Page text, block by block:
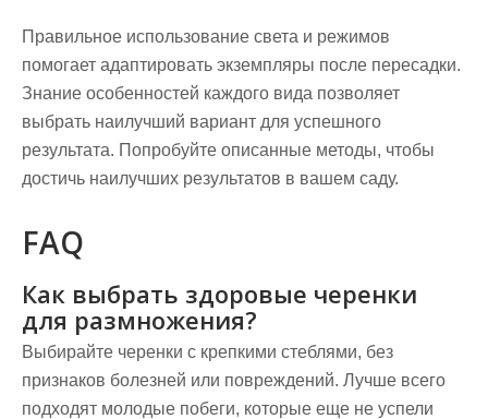
Правильное использование света и режимов
помогает адаптировать экземпляры после пересадки.
Знание особенностей каждого вида позволяет
выбрать наилучший вариант для успешного
результата. Попробуйте описанные методы, чтобы
достичь наилучших результатов в вашем саду.
FAQ
Как выбрать здоровые черенки
для размножения?
Выбирайте черенки с крепкими стеблями, без
признаков болезней или повреждений. Лучше всего
подходят молодые побеги, которые еще не успели